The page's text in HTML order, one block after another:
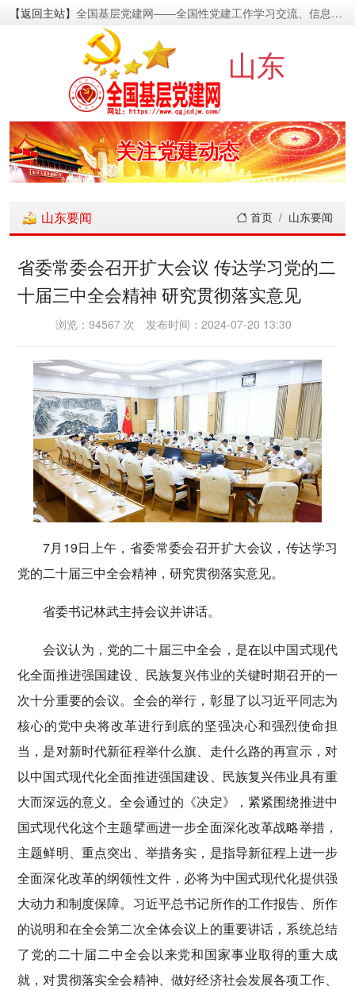
【返回主站】 全国基层党建网——全国性党建工作学习交流、信息资源发布的基层党建新闻门户网
山东
密切党群关系
传递党的声音
关注党建动态
传播党建理论
传递党的声音
山东要闻 首页 山东要闻
省委常委会召开扩大会议 传达学习党的二
十届三中全会精神 研究贯彻落实意见
浏览：94567 次 发布时间：2024-07-20 13:30
7月19日上午，省委常委会召开扩大会议，传达学习
党的二十届三中全会精神，研究贯彻落实意见。
省委书记林武主持会议并讲话。
会议认为，党的二十届三中全会，是在以中国式现代
化全面推进强国建设、民族复兴伟业的关键时期召开的一
次十分重要的会议。全会的举行，彰显了以习近平同志为
核心的党中央将改革进行到底的坚强决心和强烈使命担
当，是对新时代新征程举什么旗、走什么路的再宣示，对
以中国式现代化全面推进强国建设、民族复兴伟业具有重
大而深远的意义。全会通过的《决定》，紧紧围绕推进中
国式现代化这个主题擘画进一步全面深化改革战略举措，
主题鲜明、重点突出、举措务实，是指导新征程上进一步
全面深化改革的纲领性文件，必将为中国式现代化提供强
大动力和制度保障。习近平总书记所作的工作报告、所作
的说明和在全会第二次全体会议上的重要讲话，系统总结
了党的二十届二中全会以来党和国家事业取得的重大成
就，对贯彻落实全会精神、做好经济社会发展各项工作、